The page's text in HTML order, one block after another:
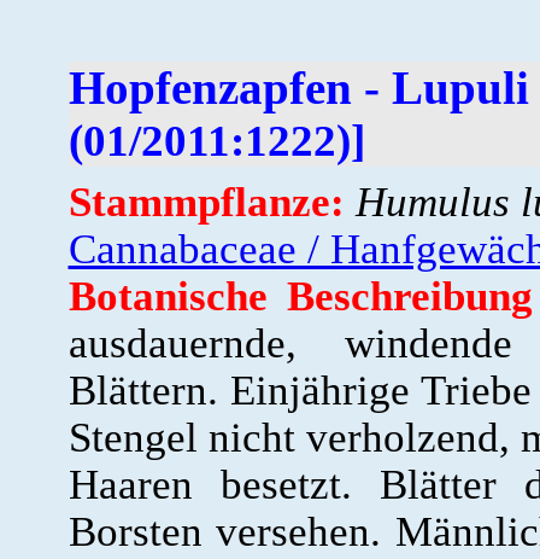
Hopfenzapfen -
(01/2011:1222)]
Stammpflanze: Humulus
Cannabaceae /
Botanische
ausdauernde,
Blättern. Einjährige
Stengel nicht verholzend,
Haaren besetzt.
Borsten versehen.